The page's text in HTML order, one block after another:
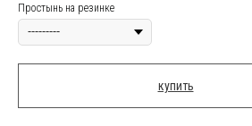
Простынь на резинке
купить